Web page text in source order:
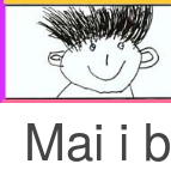
Mai i